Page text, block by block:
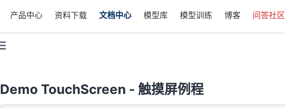
产品中心 资料下载 文档中心 模型库 模型训练 博客 问答社
Demo TouchScreen - 触摸屏例程